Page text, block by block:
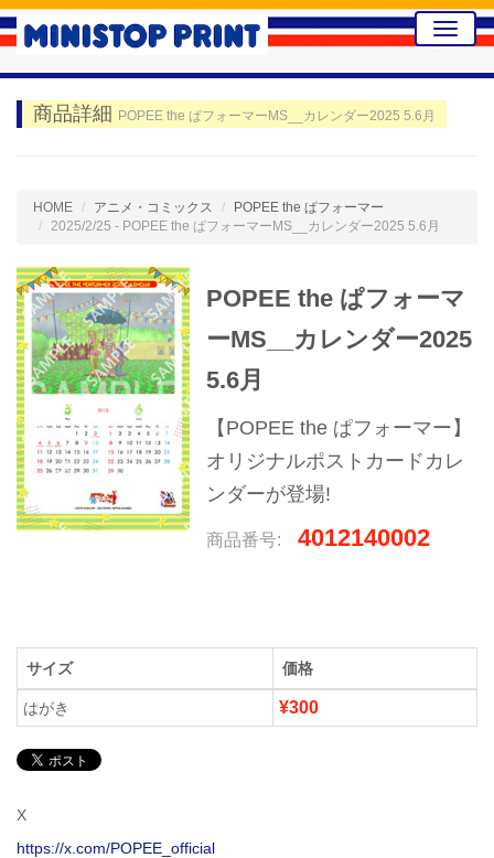
Toggle
商品詳細 POPEE the ぱフォーマーMS__カレンダー2025 5.6月
HOME アニメ・コミックス
POPEE the ぱフォーマー
2025/2/25 - POPEE the ぱフォーマーMS__カレンダー2025 5.6月
POPEE the ぱフォーマ
ーMS__カレンダー2025
5.6月
【POPEE the ぱフォーマー】
オリジナルポストカードカレ
ンダーが登場!
商品番号: 4012140002
サイズ 価格
はがき ¥300
X
https://x.com/POPEE_official